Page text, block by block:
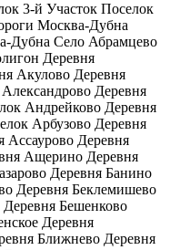
3-й Участок Поселок
Москва-Дубна
Дубна Село Абрамцево
Деревня
Акулово Деревня
Деревня
Андрейково Деревня
Арбузово Деревня
Ассаурово Деревня
Ащерино Деревня
Деревня Банино
Деревня Беклемишево
Бешенково
Деревня
Ближнево Деревня